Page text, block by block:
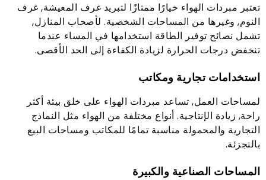
تعتبر مبردات الهواء خيارًا ممتازًا لتبريد غرف المعيشة, غرف
النوم, وغيرها من المساحات الشخصية. لأصحاب المنازل,
تشمل نصائح توفير الطاقة استخدامها في المساء عندما
تنخفض درجات الحرارة لزيادة الكفاءة إلى الحد الأقصى.
استخدامات تجارية ومكاتب
لمساحات العمل, تساعد مبردات الهواء على خلق بيئة أكثر
راحة, زيادة الإنتاجية. أنواع مختلفة من الهواء مثل النماذج
التجارية والمحمولة مناسبة تمامًا للمكاتب ومساحات البيع
بالتجزئة.
المساحات الصناعية والكبيرة